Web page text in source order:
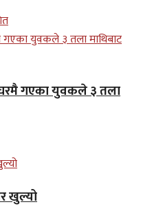
गएका युवकले ३ तला
खुल्यो